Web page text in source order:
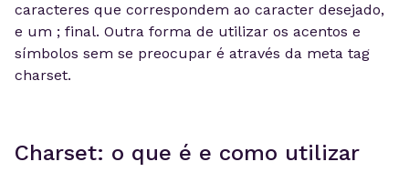
caracteres que correspondem ao caracter desejado,
e um ; final. Outra forma de utilizar os acentos e
símbolos sem se preocupar é através da meta tag
charset.
Charset: o que é e como utilizar